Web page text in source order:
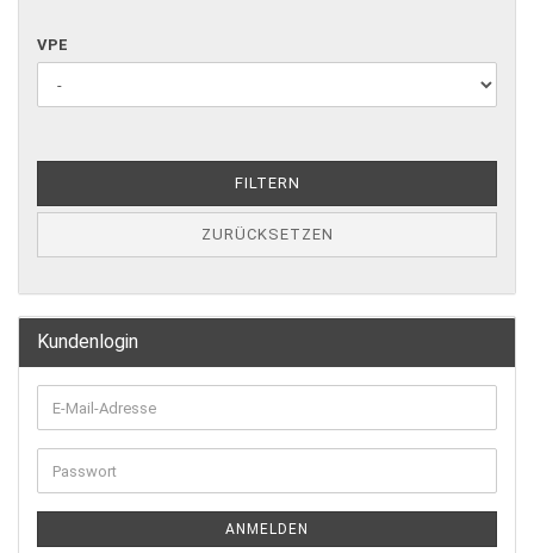
VPE
FILTERN
ZURÜCKSETZEN
Kundenlogin
ANMELDEN